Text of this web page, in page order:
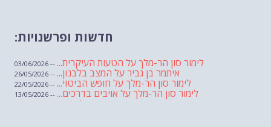
חדשות ופרשנויות:
לימור סון הר-מלך על הטעות העיקרית... -- 03/06/2026
איתמר בן גביר על המצב בלבנון... -- 26/05/2026
לימור סון הר-מלך על חופש הביטוי... -- 22/05/2026
לימור סון הר-מלך על אויבים בדרכים... -- 13/05/2026
שבועת אמונים לדעאש